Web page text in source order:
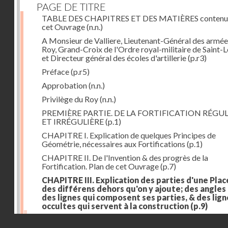
PAGE DE TITRE
TABLE DES CHAPITRES ET DES MATIÈRES
cet Ouvrage(n.n.)
A Monsieur de Valliere, Lieutenant-Général des
Roy, Grand-Croix de l'Ordre royal-militaire de Saint-
et Directeur général des écoles d'artillerie(p.r3)
Préface(p.r5)
Approbation(n.n.)
Privilège du Roy(n.n.)
PREMIÈRE PARTIE. DE LA FORTIFICATION
ET IRRÉGULIÈRE(p.1)
CHAPITRE I. Explication de quelques Principes de
Géométrie, nécessaires aux Fortifications (p.1)
CHAPITRE II. De l'Invention & des progrès de la
Fortification. Plan de cet Ouvrage(p.7)
CHAPITRE III. Explication des parties d'une
des différens dehors qu'on y ajoute; des angles
des lignes qui composent ses parties, & des
occultes qui servent à la construction (p.9)
Des lignes & des angles qui composent les parties